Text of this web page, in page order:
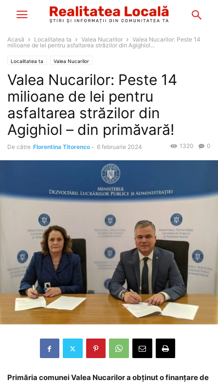
Acasă Localitatea ta Valea Nucarilor
Valea Nucarilor: Peste 14
milioane de lei pentru asfaltarea străzilor din Agighiol...
Localitatea ta Valea Nucarilor
Valea Nucarilor: Peste 14
milioane de lei pentru
asfaltarea străzilor din
Agighiol – din primăvară!
De către Florentina Titorenco - 6 februarie 2024 0
1320
Primăria comunei Valea Nucarilor a obținut o finanțare de